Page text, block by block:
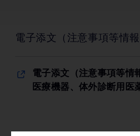
電子添文（注意事項等情報
電子添文（注意事項等情
医療機器、体外診断用医